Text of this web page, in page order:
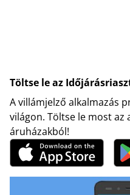
Töltse le az
A villámjelző alkalmazás
világon. Töltse le most
áruházakból!